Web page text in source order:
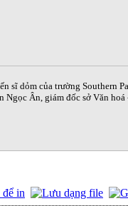
sĩ dỏm của trường Southern
Ngọc Ân, giám đốc sở Văn